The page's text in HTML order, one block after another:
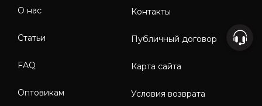
О нас
Статьи
FAQ
Оптовикам
Контакты
Публичный договор
Карта сайта
Условия возврата